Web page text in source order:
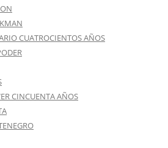
CUATROCIENTOS AÑOS
CINCUENTA AÑOS